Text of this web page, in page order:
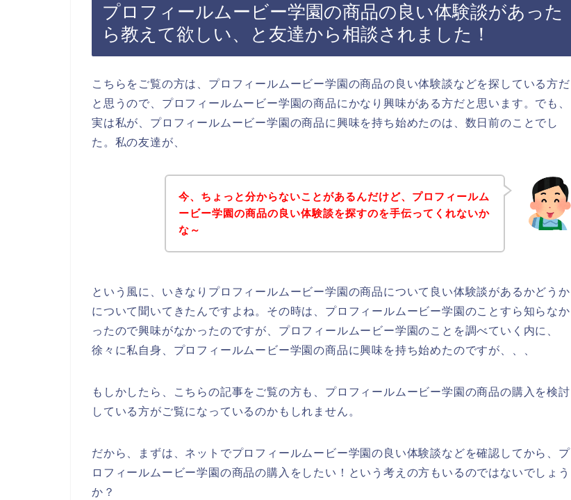
プロフィールムービー学園の商品の良い体験談があった
ら教えて欲しい、と友達から相談されました！
こちらをご覧の方は、プロフィールムービー学園の商品の良い体験談などを探している方だ
と思うので、プロフィールムービー学園の商品にかなり興味がある方だと思います。でも、
実は私が、プロフィールムービー学園の商品に興味を持ち始めたのは、数日前のことでし
た。私の友達が、
今、ちょっと分からないことがあるんだけど、プロフィールム
ービー学園の商品の良い体験談を探すのを手伝ってくれないか
な～
という風に、いきなりプロフィールムービー学園の商品について良い体験談があるかどうか
について聞いてきたんですよね。その時は、プロフィールムービー学園のことすら知らなか
ったので興味がなかったのですが、プロフィールムービー学園のことを調べていく内に、
徐々に私自身、プロフィールムービー学園の商品に興味を持ち始めたのですが、、、
もしかしたら、こちらの記事をご覧の方も、プロフィールムービー学園の商品の購入を検討
している方がご覧になっているのかもしれません。
だから、まずは、ネットでプロフィールムービー学園の良い体験談などを確認してから、プ
ロフィールムービー学園の商品の購入をしたい！という考えの方もいるのではないでしょう
か？